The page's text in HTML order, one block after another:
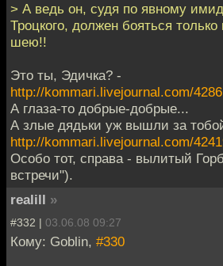
> А ведь он, судя по явному
Троцкого, должен бояться
шею!!
Это ты, Эдичка? -
http://kommari.livejournal.com/
А глаза-то добрые-добрые...
А злые дядьки уж вышли за
http://kommari.livejournal.com/
Особо тот, справа - вылитый
встречи").
realill »
#332 | 03.06.08 09:27
Кому: Goblin, #330